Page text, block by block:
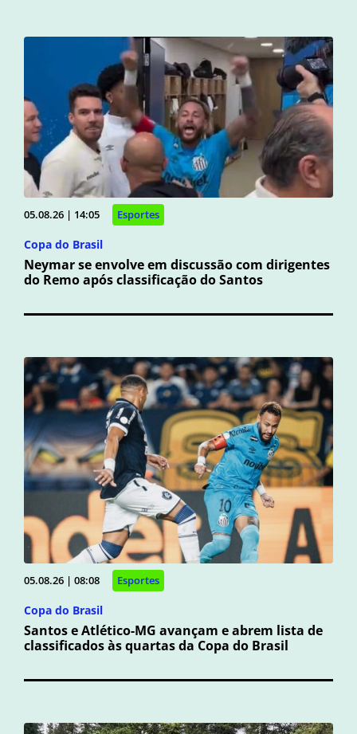
05.08.26 | 14:05 Esportes
Copa do Brasil
Neymar se envolve em discussão com dirigentes
do Remo após classificação do Santos
05.08.26 | 08:08 Esportes
Copa do Brasil
Santos e Atlético-MG avançam e abrem lista de
classificados às quartas da Copa do Brasil